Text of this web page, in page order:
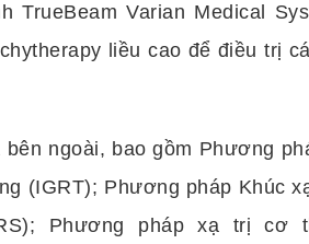
Varian Medical
liều cao để điều trị
ngoài, bao gồm Phương
(IGRT); Phương pháp Khúc
Phương pháp xạ trị cơ